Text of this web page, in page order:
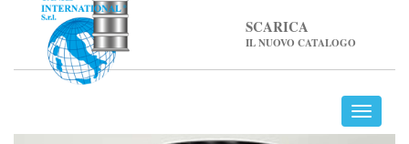
SCARICA
IL NUOVO CATALOGO